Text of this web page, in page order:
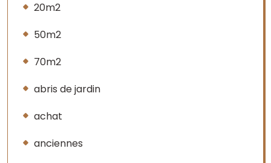
20m2
50m2
70m2
abris de jardin
achat
anciennes